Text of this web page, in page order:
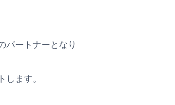
パートナーとなり
ます。